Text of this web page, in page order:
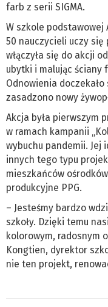
farb z serii SIGMA.
W szkole podstawowej
50 nauczycieli uczy się
włączyła się do akcji
ubytki i malując ściany
Odnowienia
zasadzono nowy
Akcja była pierwszym
w ramach kampanii
wybuchu pandemii. Jej
innych tego typu
mieszkańców
produkcyjne PPG.
– Jesteśmy bardzo
szkoły. Dzięki temu
kolorowym, radosnym
Kongtien, dyrektor
nie ten projekt,